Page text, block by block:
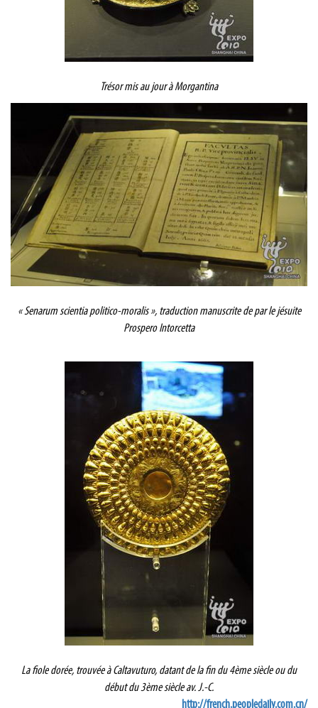
Trésor mis au jour à Morgantina
« Senarum scientia politico-moralis », traduction manuscrite de par le jésuite
Prospero Intorcetta
La fiole dorée, trouvée à Caltavuturo, datant de la fin du 4ème siècle ou du
début du 3ème siècle av. J.-C.
http://french.peopledaily.com.cn/